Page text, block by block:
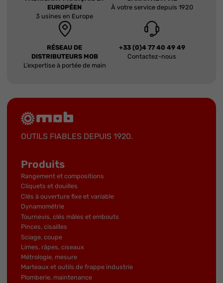
EUROPÉEN
3 usines en Europe
À votre service depuis 1920
RÉSEAU DE
DISTRIBUTEURS MOB
L’expertise à portée de main
+33 (0)4 77 40 49 49
Contactez-nous
OUTILS FIABLES DEPUIS 1920.
Produits
Rangement et compositions
Cliquets et douilles
Clés à ouverture fixe et variable
Dynamométrie
Tournevis, clés mâles et embouts
Pinces, cisailles
Sciage, coupe
Limes, râpes, ciseaux
Métrologie, mesure
Marteaux et outils de frappe industrie
Plomberie, maintenance